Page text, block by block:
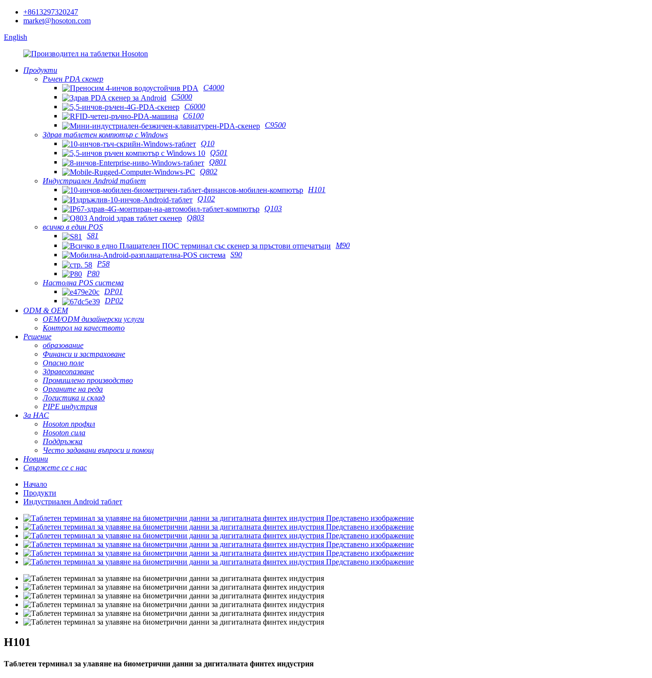
+8613297320247
market@hosoton.com
English
Продукти
Ръчен PDA скенер
C4000
C5000
C6000
C6100
C9500
Здрав таблетен компютър с Windows
Q10
Q501
Q801
Q802
Индустриален Android таблет
H101
Q102
Q103
Q803
всичко в един POS
S81
M90
S90
P58
P80
Настолна POS система
DP01
DP02
ODM & OEM
OEM/ODM дизайнерски услуги
Контрол на качеството
Решение
образование
Финанси и застраховане
Опасно поле
Здравеопазване
Промишлено производство
Органите на реда
Логистика и склад
PIPE индустрия
За НАС
Hosoton профил
Hosoton сила
Поддръжка
Често задавани въпроси и помощ
Новини
Свържете се с нас
Начало
Продукти
Индустриален Android таблет
H101
Таблетен терминал за улавяне на биометрични данни за дигиталната финтех индустрия